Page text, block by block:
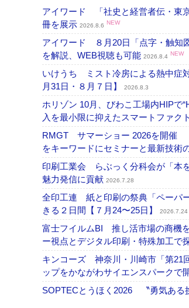
アイワード 「社史と経営者伝・東
冊を展示 2026.8.6 NEW
アイワード ８月20日「点字・触知
を解説、WEB視聴も可能 2026.8.4 NEW
いけうち ミスト冷房による熱中症
月31日・８月７日】
2026.8.3
ホリゾン 10月、びわこ工場内HIPで
入を最小限に抑えたスマートファク
RMGT サマーショー 2026を開催
をキーワードにセミナーと最新技術
印刷工業会 らぶっく分科会が「本
魅力発信に貢献 2026.7.28
全印工連 紙と印刷の祭典「ペーパ
きる２日間【７月24〜25日】
2026.7.24
富士フイルムBI 推し活市場の商機
ー視点とデジタル印刷・特殊加工で
キンコーズ 神奈川・川崎市「第21
ップをかながわサイエンスパークで
SOPTECとうほく2026 〝勇気ある